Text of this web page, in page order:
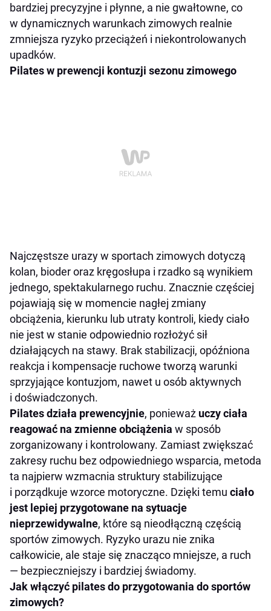
bardziej precyzyjne i płynne, a nie gwałtowne, co
w dynamicznych warunkach zimowych realnie
zmniejsza ryzyko przeciążeń i niekontrolowanych
upadków.
Pilates w prewencji kontuzji sezonu zimowego
Najczęstsze urazy w sportach zimowych dotyczą
kolan, bioder oraz kręgosłupa i rzadko są wynikiem
jednego, spektakularnego ruchu. Znacznie częściej
pojawiają się w momencie nagłej zmiany
obciążenia, kierunku lub utraty kontroli, kiedy ciało
nie jest w stanie odpowiednio rozłożyć sił
działających na stawy. Brak stabilizacji, opóźniona
reakcja i kompensacje ruchowe tworzą warunki
sprzyjające kontuzjom, nawet u osób aktywnych
i doświadczonych.
Pilates działa prewencyjnie, ponieważ uczy ciała
reagować na zmienne obciążenia w sposób
zorganizowany i kontrolowany. Zamiast zwiększać
zakresy ruchu bez odpowiedniego wsparcia, metoda
ta najpierw wzmacnia struktury stabilizujące
i porządkuje wzorce motoryczne. Dzięki temu ciało
jest lepiej przygotowane na sytuacje
nieprzewidywalne, które są nieodłączną częścią
sportów zimowych. Ryzyko urazu nie znika
całkowicie, ale staje się znacząco mniejsze, a ruch
— bezpieczniejszy i bardziej świadomy.
Jak włączyć pilates do przygotowania do sportów
zimowych?